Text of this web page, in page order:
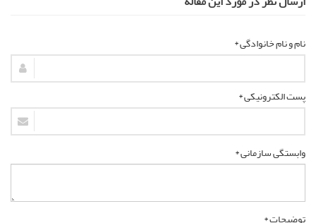
نام و نام خانوادگی *
پست الکترونیکی *
وابستگی سازمانی *
توضیحات *